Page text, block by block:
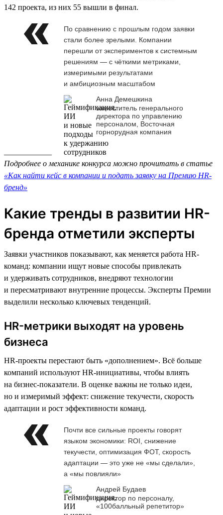
142 проекта, из них 55 вышли в финал.
По сравнению с прошлым годом заявки
стали более зрелыми. Компании
перешли от экспериментов к системным
решениям — с чёткими метриками,
измеримыми результатами
и амбициозным масштабом
Анна Демешкина
заместитель генерального
директора по управлению
персоналом, Восточная
горнорудная компания
Подробнее о механике конкурса можно прочитать в статье
«Как найти кейс в компании и подать заявку на Премию HR-
бренд»
Какие тренды в развитии HR-
бренда отметили эксперты
Заявки участников показывают, как меняется работа HR-
команд: компании ищут новые способы привлекать
и удерживать сотрудников, внедряют технологии
и пересматривают внутренние процессы. Эксперты Премии
выделили несколько ключевых тенденций.
HR-метрики выходят на уровень
бизнеса
HR-проекты перестают быть «дополнением». Всё больше
компаний используют HR-инициативы, чтобы влиять
на бизнес-показатели. В оценке важны не только идеи,
но и измеримый эффект: снижение текучести, скорость
адаптации и рост эффективности команд.
Почти все сильные проекты говорят
языком экономики: ROI, снижение
текучести, оптимизация ФОТ, скорость
адаптации — это уже не «мы сделали»,
а «мы повлияли»
Андрей Будаев
директор по персоналу,
«100балльный репетитор»